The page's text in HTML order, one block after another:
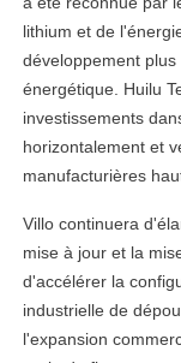
lithium et de
développement
énergétique. Huilu
investissements
horizontalement et
manufacturières
Villo continuera
mise à jour et la
d'accélérer la
industrielle de
l'expansion